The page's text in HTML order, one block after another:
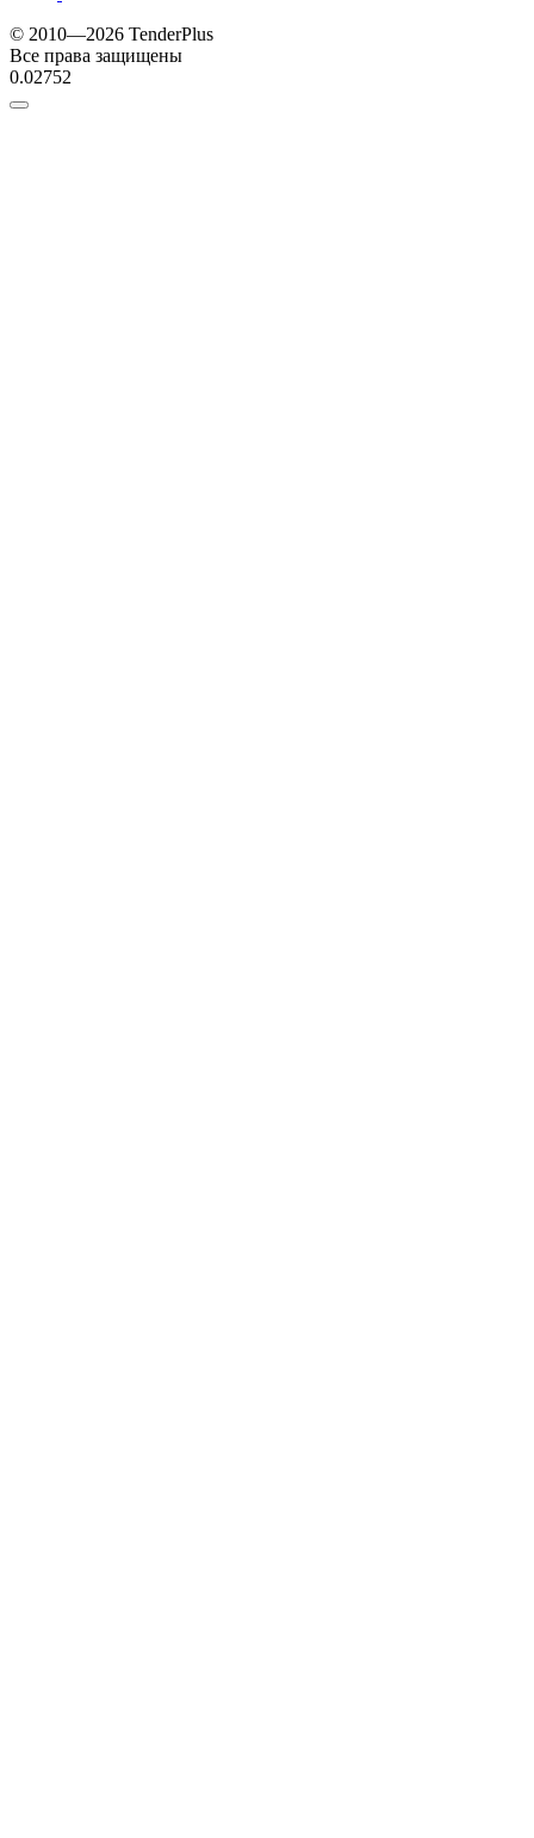
© 2010—2026 TenderPlus
Все права защищены
0.02752